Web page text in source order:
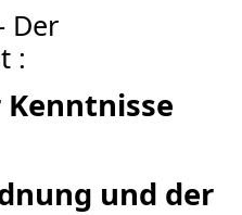
Der
:
und der